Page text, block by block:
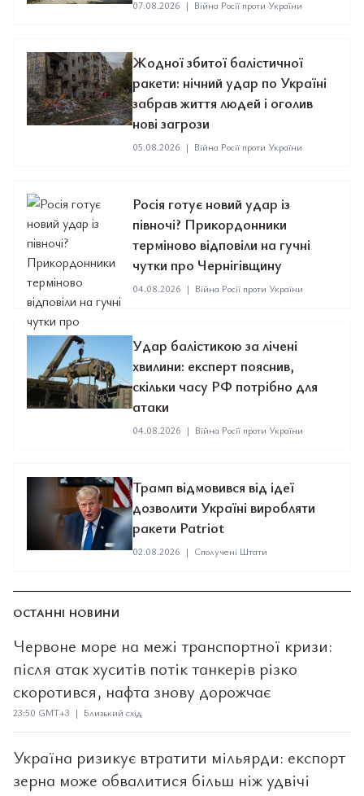
07.08.2026 | Війна Росії проти України
Жодної збитої балістичної
ракети: нічний удар по Україні
забрав життя людей і оголив
нові загрози
05.08.2026 | Війна Росії проти України
Росія готує новий удар із
півночі? Прикордонники
терміново відповіли на гучні
чутки про Чернігівщину
04.08.2026 | Війна Росії проти України
Удар балістикою за лічені
хвилини: експерт пояснив,
скільки часу РФ потрібно для
атаки
04.08.2026 | Війна Росії проти України
Трамп відмовився від ідеї
дозволити Україні виробляти
ракети Patriot
02.08.2026 | Сполучені Штати
ОСТАННІ НОВИНИ
Червоне море на межі транспортної кризи:
після атак хуситів потік танкерів різко
скоротився, нафта знову дорожчає
23:50 GMT+3 | Близький схід
Україна ризикує втратити мільярди: експорт
зерна може обвалитися більш ніж удвічі